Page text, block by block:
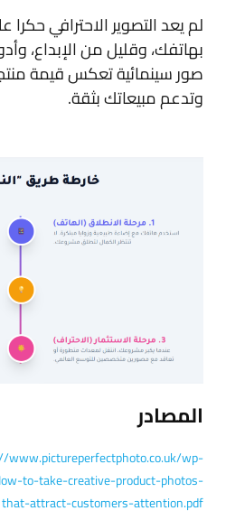
لم يعد التصوير الاحترافي
بهاتفك، وقليل من الإبداع،
صور سينمائية تعكس قيمة
وتدعم مبيعاتك بثقة.
المصادر
www.pictureperfectphoto.co.uk/wp-
to-take-creative-product-photos-
that-attract-customers-attention.pdf